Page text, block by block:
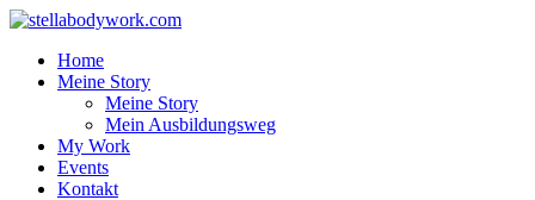
Home
Meine Story
Meine Story
Mein Ausbildungsweg
My Work
Events
Kontakt